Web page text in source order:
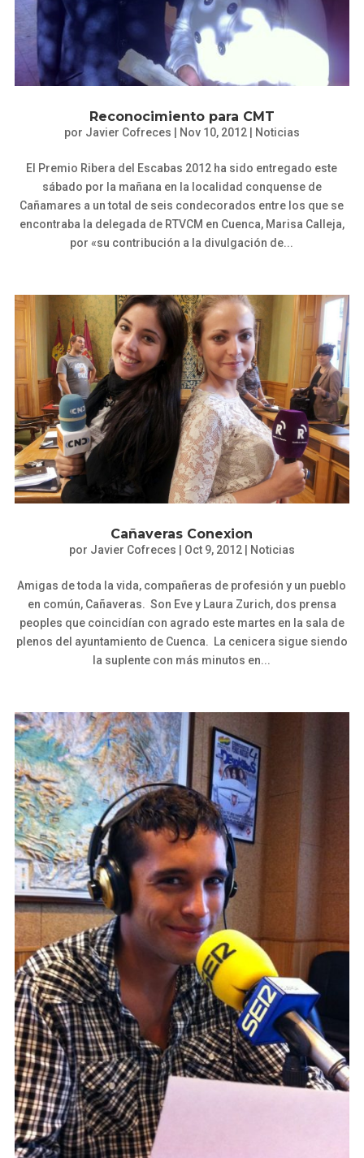
Reconocimiento para CMT
por Javier Cofreces Nov 10, 2012| Noticias
El Premio Ribera del Escabas 2012 ha sido entregado este
sábado por la mañana en la localidad conquense de
Cañamares a un total de seis condecorados entre los que se
encontraba la delegada de RTVCM en Cuenca, Marisa Calleja,
por «su contribución a la divulgación de...
Cañaveras Conexion
por Javier Cofreces Oct 9, 2012| Noticias
Amigas de toda la vida, compañeras de profesión y un pueblo
en común, Cañaveras. Son Eve y Laura Zurich, dos prensa
peoples que coincidían con agrado este martes en la sala de
plenos del ayuntamiento de Cuenca. La cenicera sigue siendo
la suplente con más minutos en...